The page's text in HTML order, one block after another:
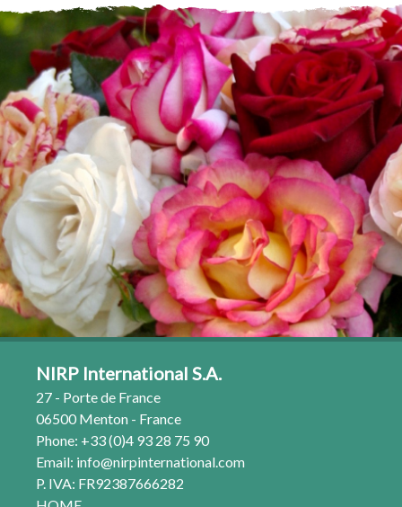
NIRP International S.A.
27 - Porte de France
06500 Menton - France
Phone: +33 (0)4 93 28 75 90
Email: info@nirpinternational.com
P. IVA: FR92387666282